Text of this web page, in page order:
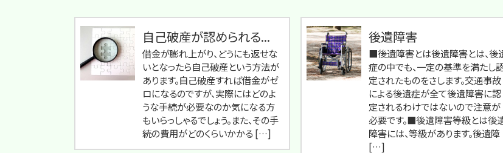
自己破産が認められる...
借金が膨れ上がり、どうにも返せな
いとなったら自己破産という方法が
あります。自己破産すれば借金がゼ
ロになるのですが、実際にはどのよ
うな手続が必要なのか気になる方
もいらっしゃるでしょう。また、その手
続の費用がどのくらいかかる […]
後遺障害
■後遺障害とは後遺障害とは、後
症の中でも、一定の基準を満たし
定されたものをさします。交通事故
による後遺症が全て後遺障害に認
定されるわけではないので注意が
必要です。■後遺障害等級とは後
障害には、等級があります。後遺障
[…]